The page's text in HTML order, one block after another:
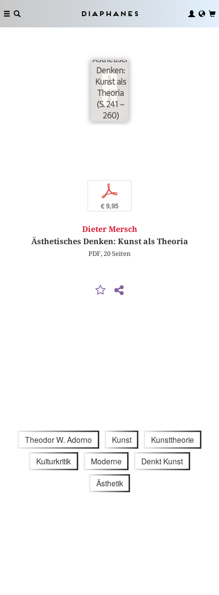
Diaphanes
Ästhetisches
Denken:
Kunst als
Theoria
(S. 241 –
260)
p
€ 9,95
Dieter Mersch
Ästhetisches Denken: Kunst als Theoria
PDF, 20 Seiten
Theodor W. Adorno Kunst Kunsttheorie
Kulturkritik Moderne Denkt Kunst
Ästhetik